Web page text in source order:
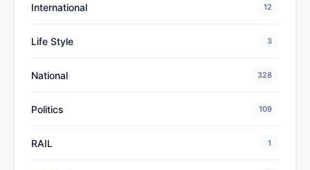
International 12
Life Style 3
National 328
Politics 109
RAIL 1